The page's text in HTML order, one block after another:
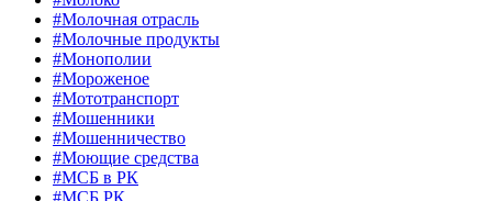
#Молочная отрасль
#Молочные продукты
#Монополии
#Мороженое
#Мототранспорт
#Мошенники
#Мошенничество
#Моющие средства
#МСБ в РК
#МСБ РК